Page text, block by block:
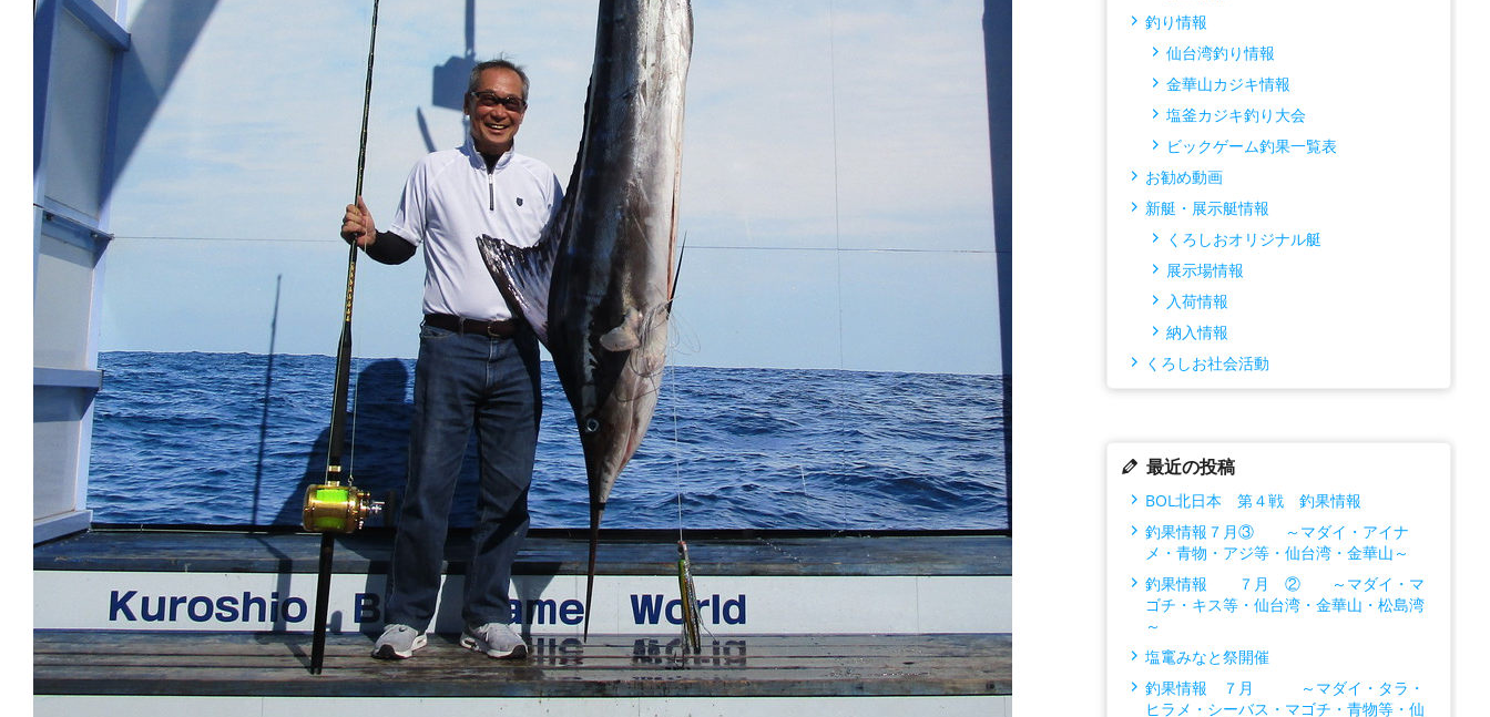
釣り情報
仙台湾釣り情報
金華山カジキ情報
塩釜カジキ釣り大会
ビックゲーム釣果一覧表
お勧め動画
新艇・展示艇情報
くろしおオリジナル艇
展示場情報
入荷情報
納入情報
くろしお社会活動
最近の投稿
BOL北日本 第４戦 釣果情報
釣果情報７月③ ～マダイ・アイナ
メ・青物・アジ等・仙台湾・金華山～
釣果情報 ７月 ② ～マダイ・マ
ゴチ・キス等・仙台湾・金華山・松島湾
～
塩竃みなと祭開催
釣果情報 ７月 ～マダイ・タラ・
ヒラメ・シーバス・マゴチ・青物等・仙